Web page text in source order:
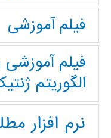
فیلم آموزشی
فیلم آموزشی
الگوریتم
نرم افزار